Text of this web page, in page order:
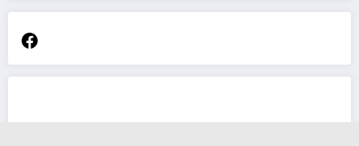
Facebook